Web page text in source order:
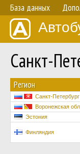
База данных
Санкт-
Регион
Санкт-Петербург
Воронежская
Эстония
Финляндия